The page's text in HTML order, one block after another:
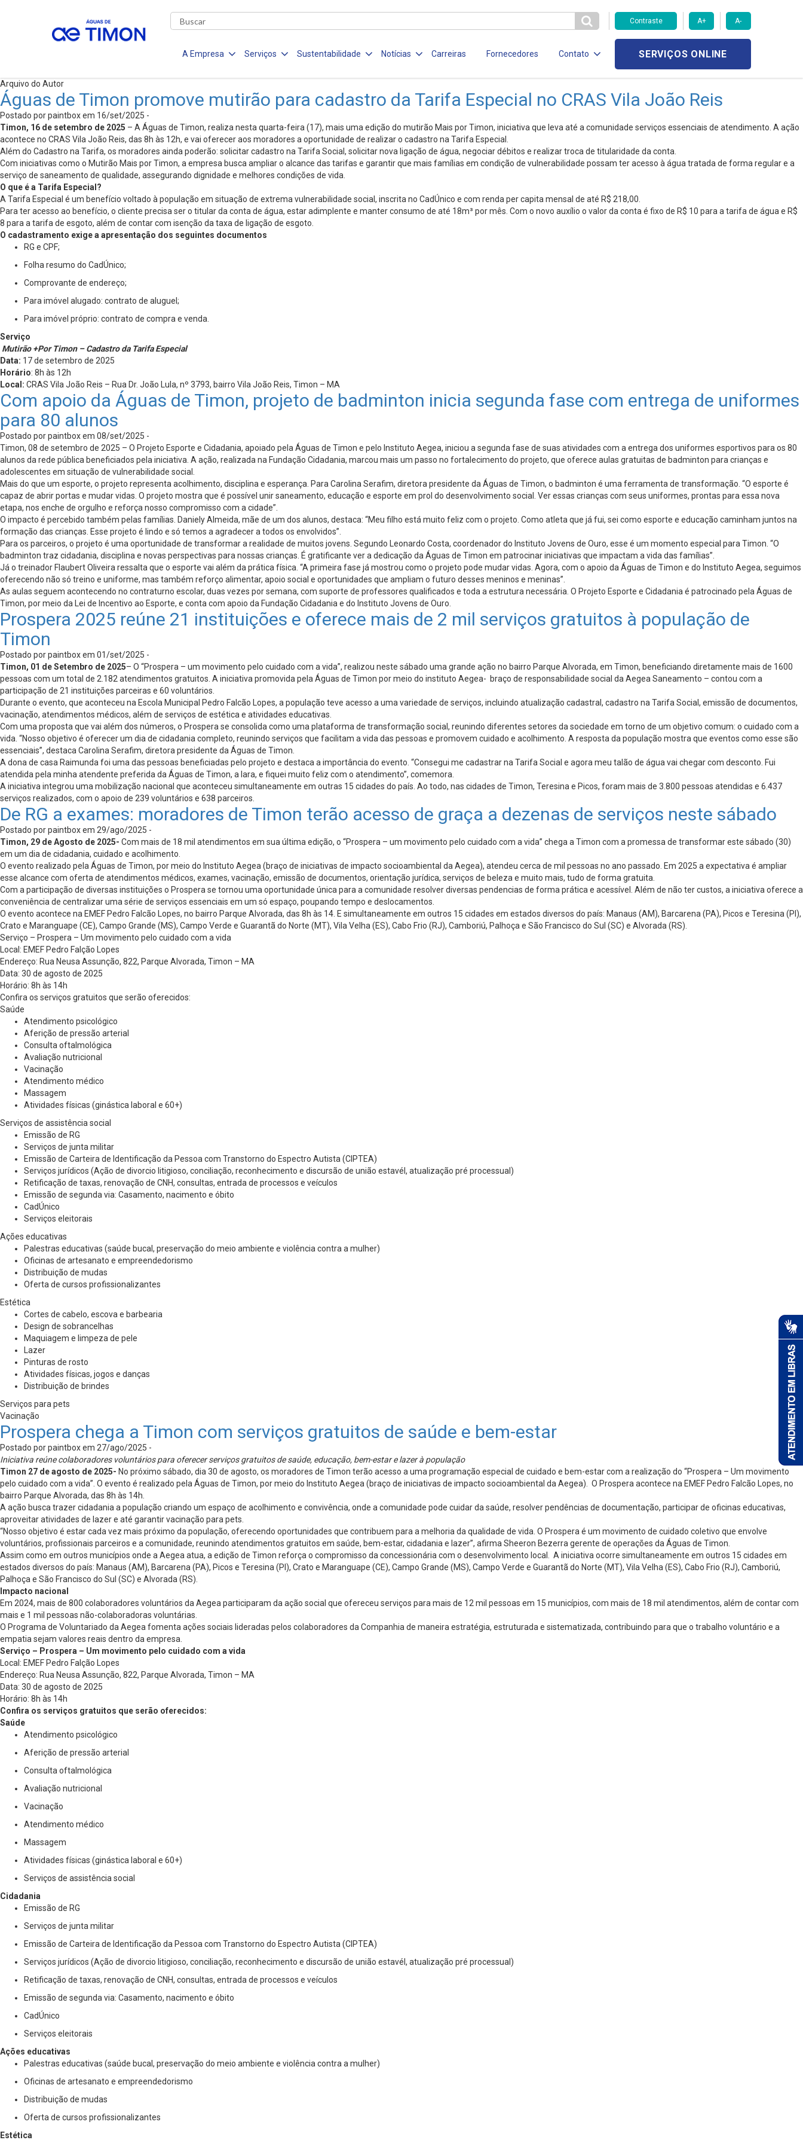
Contraste A+ A-
A Empresa Serviços Sustentabilidade Notícias Carreiras Fornecedores Contato SERVIÇOS ONLINE
Arquivo do Autor
Águas de Timon promove mutirão para cadastro da Tarifa Especial no CRAS Vila João Reis
Postado por paintbox em 16/set/2025 -
Timon, 16 de setembro de 2025 – A Águas de Timon, realiza nesta quarta-feira (17), mais uma edição do mutirão Mais por Timon, iniciativa que leva até a comunidade serviços essenciais de atendimento. A ação
acontece no CRAS Vila João Reis, das 8h às 12h, e vai oferecer aos moradores a oportunidade de realizar o cadastro na Tarifa Especial.
Além do Cadastro na Tarifa, os moradores ainda poderão: solicitar cadastro na Tarifa Social, solicitar nova ligação de água, negociar débitos e realizar troca de titularidade da conta.
Com iniciativas como o Mutirão Mais por Timon, a empresa busca ampliar o alcance das tarifas e garantir que mais famílias em condição de vulnerabilidade possam ter acesso à água tratada de forma regular e a
serviço de saneamento de qualidade, assegurando dignidade e melhores condições de vida.
O que é a Tarifa Especial?
A Tarifa Especial é um benefício voltado à população em situação de extrema vulnerabilidade social, inscrita no CadÚnico e com renda per capita mensal de até R$ 218,00.
Para ter acesso ao benefício, o cliente precisa ser o titular da conta de água, estar adimplente e manter consumo de até 18m³ por mês. Com o novo auxílio o valor da conta é fixo de R$ 10 para a tarifa de água e R$
8 para a tarifa de esgoto, além de contar com isenção da taxa de ligação de esgoto.
O cadastramento exige a apresentação dos seguintes documentos
RG e CPF;
Folha resumo do CadÚnico;
Comprovante de endereço;
Para imóvel alugado: contrato de aluguel;
Para imóvel próprio: contrato de compra e venda.
Serviço
Mutirão +Por Timon – Cadastro da Tarifa Especial
Data: 17 de setembro de 2025
Horário: 8h às 12h
Local: CRAS Vila João Reis – Rua Dr. João Lula, nº 3793, bairro Vila João Reis, Timon – MA
Com apoio da Águas de Timon, projeto de badminton inicia segunda fase com entrega de uniformes
para 80 alunos
Postado por paintbox em 08/set/2025 -
Timon, 08 de setembro de 2025 – O Projeto Esporte e Cidadania, apoiado pela Águas de Timon e pelo Instituto Aegea, iniciou a segunda fase de suas atividades com a entrega dos uniformes esportivos para os 80
alunos da rede pública beneficiados pela iniciativa. A ação, realizada na Fundação Cidadania, marcou mais um passo no fortalecimento do projeto, que oferece aulas gratuitas de badminton para crianças e
adolescentes em situação de vulnerabilidade social.
Mais do que um esporte, o projeto representa acolhimento, disciplina e esperança. Para Carolina Serafim, diretora presidente da Águas de Timon, o badminton é uma ferramenta de transformação. “O esporte é
capaz de abrir portas e mudar vidas. O projeto mostra que é possível unir saneamento, educação e esporte em prol do desenvolvimento social. Ver essas crianças com seus uniformes, prontas para essa nova
etapa, nos enche de orgulho e reforça nosso compromisso com a cidade”.
O impacto é percebido também pelas famílias. Daniely Almeida, mãe de um dos alunos, destaca: “Meu filho está muito feliz com o projeto. Como atleta que já fui, sei como esporte e educação caminham juntos na
formação das crianças. Esse projeto é lindo e só temos a agradecer a todos os envolvidos”.
Para os parceiros, o projeto é uma oportunidade de transformar a realidade de muitos jovens. Segundo Leonardo Costa, coordenador do Instituto Jovens de Ouro, esse é um momento especial para Timon. “O
badminton traz cidadania, disciplina e novas perspectivas para nossas crianças. É gratificante ver a dedicação da Águas de Timon em patrocinar iniciativas que impactam a vida das famílias”.
Já o treinador Flaubert Oliveira ressalta que o esporte vai além da prática física. “A primeira fase já mostrou como o projeto pode mudar vidas. Agora, com o apoio da Águas de Timon e do Instituto Aegea, seguimos
oferecendo não só treino e uniforme, mas também reforço alimentar, apoio social e oportunidades que ampliam o futuro desses meninos e meninas”.
As aulas seguem acontecendo no contraturno escolar, duas vezes por semana, com suporte de professores qualificados e toda a estrutura necessária. O Projeto Esporte e Cidadania é patrocinado pela Águas de
Timon, por meio da Lei de Incentivo ao Esporte, e conta com apoio da Fundação Cidadania e do Instituto Jovens de Ouro.
Prospera 2025 reúne 21 instituições e oferece mais de 2 mil serviços gratuitos à população de
Timon
Postado por paintbox em 01/set/2025 -
Timon, 01 de Setembro de 2025– O “Prospera – um movimento pelo cuidado com a vida”, realizou neste sábado uma grande ação no bairro Parque Alvorada, em Timon, beneficiando diretamente mais de 1600
pessoas com um total de 2.182 atendimentos gratuitos. A iniciativa promovida pela Águas de Timon por meio do instituto Aegea- braço de responsabilidade social da Aegea Saneamento – contou com a
participação de 21 instituições parceiras e 60 voluntários.
Durante o evento, que aconteceu na Escola Municipal Pedro Falcão Lopes, a população teve acesso a uma variedade de serviços, incluindo atualização cadastral, cadastro na Tarifa Social, emissão de documentos,
vacinação, atendimentos médicos, além de serviços de estética e atividades educativas.
Com uma proposta que vai além dos números, o Prospera se consolida como uma plataforma de transformação social, reunindo diferentes setores da sociedade em torno de um objetivo comum: o cuidado com a
vida. “Nosso objetivo é oferecer um dia de cidadania completo, reunindo serviços que facilitam a vida das pessoas e promovem cuidado e acolhimento. A resposta da população mostra que eventos como esse são
essenciais”, destaca Carolina Serafim, diretora presidente da Águas de Timon.
A dona de casa Raimunda foi uma das pessoas beneficiadas pelo projeto e destaca a importância do evento. “Consegui me cadastrar na Tarifa Social e agora meu talão de água vai chegar com desconto. Fui
atendida pela minha atendente preferida da Águas de Timon, a Iara, e fiquei muito feliz com o atendimento”, comemora.
A iniciativa integrou uma mobilização nacional que aconteceu simultaneamente em outras 15 cidades do país. Ao todo, nas cidades de Timon, Teresina e Picos, foram mais de 3.800 pessoas atendidas e 6.437
serviços realizados, com o apoio de 239 voluntários e 638 parceiros.
De RG a exames: moradores de Timon terão acesso de graça a dezenas de serviços neste sábado
Postado por paintbox em 29/ago/2025 -
Timon, 29 de Agosto de 2025- Com mais de 18 mil atendimentos em sua última edição, o “Prospera – um movimento pelo cuidado com a vida” chega a Timon com a promessa de transformar este sábado (30)
em um dia de cidadania, cuidado e acolhimento.
O evento realizado pela Águas de Timon, por meio do Instituto Aegea (braço de iniciativas de impacto socioambiental da Aegea), atendeu cerca de mil pessoas no ano passado. Em 2025 a expectativa é ampliar
esse alcance com oferta de atendimentos médicos, exames, vacinação, emissão de documentos, orientação jurídica, serviços de beleza e muito mais, tudo de forma gratuita.
Com a participação de diversas instituições o Prospera se tornou uma oportunidade única para a comunidade resolver diversas pendencias de forma prática e acessível. Além de não ter custos, a iniciativa oferece a
conveniência de centralizar uma série de serviços essenciais em um só espaço, poupando tempo e deslocamentos.
O evento acontece na EMEF Pedro Falcão Lopes, no bairro Parque Alvorada, das 8h às 14. E simultaneamente em outros 15 cidades em estados diversos do país: Manaus (AM), Barcarena (PA), Picos e Teresina (PI),
Crato e Maranguape (CE), Campo Grande (MS), Campo Verde e Guarantã do Norte (MT), Vila Velha (ES), Cabo Frio (RJ), Camboriú, Palhoça e São Francisco do Sul (SC) e Alvorada (RS).
Serviço – Prospera – Um movimento pelo cuidado com a vida
Local: EMEF Pedro Falção Lopes
Endereço: Rua Neusa Assunção, 822, Parque Alvorada, Timon – MA
Data: 30 de agosto de 2025
Horário: 8h às 14h
Confira os serviços gratuitos que serão oferecidos:
Saúde
Atendimento psicológico
Aferição de pressão arterial
Consulta oftalmológica
Avaliação nutricional
Vacinação
Atendimento médico
Massagem
Atividades físicas (ginástica laboral e 60+)
Serviços de assistência social
Emissão de RG
Serviços de junta militar
Emissão de Carteira de Identificação da Pessoa com Transtorno do Espectro Autista (CIPTEA)
Serviços jurídicos (Ação de divorcio litigioso, conciliação, reconhecimento e discursão de união estavél, atualização pré processual)
Retificação de taxas, renovação de CNH, consultas, entrada de processos e veículos
Emissão de segunda via: Casamento, nacimento e óbito
CadÚnico
Serviços eleitorais
Ações educativas
Palestras educativas (saúde bucal, preservação do meio ambiente e violência contra a mulher)
Oficinas de artesanato e empreendedorismo
Distribuição de mudas
Oferta de cursos profissionalizantes
Estética
Cortes de cabelo, escova e barbearia
Design de sobrancelhas
Maquiagem e limpeza de pele
Lazer
Pinturas de rosto
Atividades físicas, jogos e danças
Distribuição de brindes
Serviços para pets
Vacinação
Prospera chega a Timon com serviços gratuitos de saúde e bem-estar
Postado por paintbox em 27/ago/2025 -
Iniciativa reúne colaboradores voluntários para oferecer serviços gratuitos de saúde, educação, bem-estar e lazer à população
Timon 27 de agosto de 2025- No próximo sábado, dia 30 de agosto, os moradores de Timon terão acesso a uma programação especial de cuidado e bem-estar com a realização do “Prospera – Um movimento
pelo cuidado com a vida”. O evento é realizado pela Águas de Timon, por meio do Instituto Aegea (braço de iniciativas de impacto socioambiental da Aegea). O Prospera acontece na EMEF Pedro Falcão Lopes, no
bairro Parque Alvorada, das 8h às 14h.
A ação busca trazer cidadania a população criando um espaço de acolhimento e convivência, onde a comunidade pode cuidar da saúde, resolver pendências de documentação, participar de oficinas educativas,
aproveitar atividades de lazer e até garantir vacinação para pets.
“Nosso objetivo é estar cada vez mais próximo da população, oferecendo oportunidades que contribuem para a melhoria da qualidade de vida. O Prospera é um movimento de cuidado coletivo que envolve
voluntários, profissionais parceiros e a comunidade, reunindo atendimentos gratuitos em saúde, bem-estar, cidadania e lazer”, afirma Sheeron Bezerra gerente de operações da Águas de Timon.
Assim como em outros municípios onde a Aegea atua, a edição de Timon reforça o compromisso da concessionária com o desenvolvimento local. A iniciativa ocorre simultaneamente em outros 15 cidades em
estados diversos do país: Manaus (AM), Barcarena (PA), Picos e Teresina (PI), Crato e Maranguape (CE), Campo Grande (MS), Campo Verde e Guarantã do Norte (MT), Vila Velha (ES), Cabo Frio (RJ), Camboriú,
Palhoça e São Francisco do Sul (SC) e Alvorada (RS).
Impacto nacional
Em 2024, mais de 800 colaboradores voluntários da Aegea participaram da ação social que ofereceu serviços para mais de 12 mil pessoas em 15 municípios, com mais de 18 mil atendimentos, além de contar com
mais e 1 mil pessoas não-colaboradoras voluntárias.
O Programa de Voluntariado da Aegea fomenta ações sociais lideradas pelos colaboradores da Companhia de maneira estratégia, estruturada e sistematizada, contribuindo para que o trabalho voluntário e a
empatia sejam valores reais dentro da empresa.
Serviço – Prospera – Um movimento pelo cuidado com a vida
Local: EMEF Pedro Falção Lopes
Endereço: Rua Neusa Assunção, 822, Parque Alvorada, Timon – MA
Data: 30 de agosto de 2025
Horário: 8h às 14h
Confira os serviços gratuitos que serão oferecidos:
Saúde
Atendimento psicológico
Aferição de pressão arterial
Consulta oftalmológica
Avaliação nutricional
Vacinação
Atendimento médico
Massagem
Atividades físicas (ginástica laboral e 60+)
Serviços de assistência social
Cidadania
Emissão de RG
Serviços de junta militar
Emissão de Carteira de Identificação da Pessoa com Transtorno do Espectro Autista (CIPTEA)
Serviços jurídicos (Ação de divorcio litigioso, conciliação, reconhecimento e discursão de união estavél, atualização pré processual)
Retificação de taxas, renovação de CNH, consultas, entrada de processos e veículos
Emissão de segunda via: Casamento, nacimento e óbito
CadÚnico
Serviços eleitorais
Ações educativas
Palestras educativas (saúde bucal, preservação do meio ambiente e violência contra a mulher)
Oficinas de artesanato e empreendedorismo
Distribuição de mudas
Oferta de cursos profissionalizantes
Estética